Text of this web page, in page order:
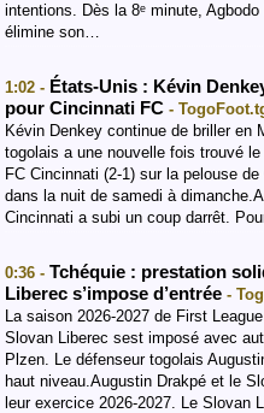
intentions. Dès la 8ᵉ minute,
élimine son…
1:02 - États-Unis : Kévin
pour Cincinnati FC -
Kévin Denkey continue de briller en
togolais a une nouvelle fois trouvé
FC Cincinnati (2-1) sur la pelouse
dans la nuit de samedi à
Cincinnati a subi un coup darrêt.
0:36 - Tchéquie : prestation
Liberec s’impose d’entrée -
La saison 2026-2027 de First
Slovan Liberec sest imposé avec
Plzen. Le défenseur togolais
haut niveau.Augustin Drakpé et le
leur exercice 2026-2027. Le Slovan